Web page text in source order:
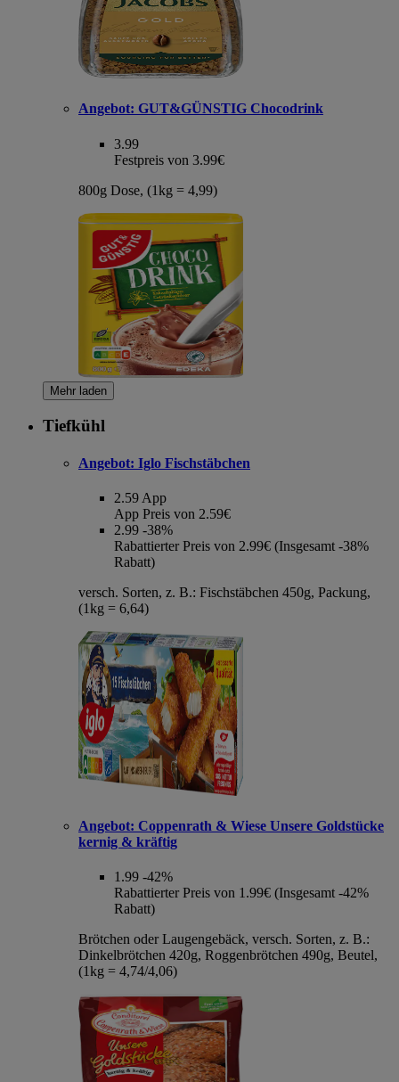
Angebot: GUT&GÜNSTIG Chocodrink
3.99
Festpreis von 3.99€
800g Dose, (1kg = 4,99)
Mehr laden
Tiefkühl
Angebot: Iglo Fischstäbchen
2.59 App
App Preis von 2.59€
2.99 -38%
Rabattierter Preis von 2.99€ (Insgesamt -38%
Rabatt)
versch. Sorten, z. B.: Fischstäbchen 450g, Packung,
(1kg = 6,64)
Angebot: Coppenrath & Wiese Unsere Goldstücke
kernig & kräftig
1.99 -42%
Rabattierter Preis von 1.99€ (Insgesamt -42%
Rabatt)
Brötchen oder Laugengebäck, versch. Sorten, z. B.:
Dinkelbrötchen 420g, Roggenbrötchen 490g, Beutel,
(1kg = 4,74/4,06)